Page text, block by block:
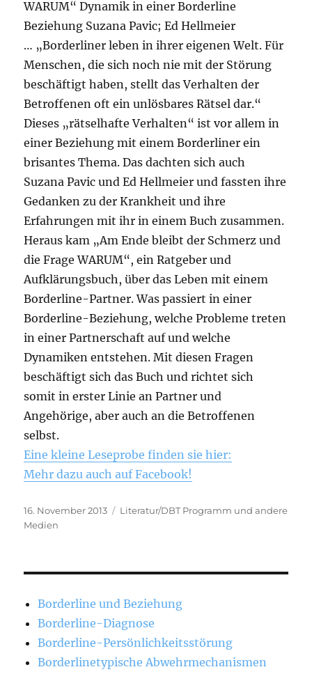
WARUM“ Dynamik in einer Borderline
Beziehung Suzana Pavic; Ed Hellmeier
… „Borderliner leben in ihrer eigenen Welt. Für
Menschen, die sich noch nie mit der Störung
beschäftigt haben, stellt das Verhalten der
Betroffenen oft ein unlösbares Rätsel dar.“
Dieses „rätselhafte Verhalten“ ist vor allem in
einer Beziehung mit einem Borderliner ein
brisantes Thema. Das dachten sich auch
Suzana Pavic und Ed Hellmeier und fassten ihre
Gedanken zu der Krankheit und ihre
Erfahrungen mit ihr in einem Buch zusammen.
Heraus kam „Am Ende bleibt der Schmerz und
die Frage WARUM“, ein Ratgeber und
Aufklärungsbuch, über das Leben mit einem
Borderline-Partner. Was passiert in einer
Borderline-Beziehung, welche Probleme treten
in einer Partnerschaft auf und welche
Dynamiken entstehen. Mit diesen Fragen
beschäftigt sich das Buch und richtet sich
somit in erster Linie an Partner und
Angehörige, aber auch an die Betroffenen
selbst.
Eine kleine Leseprobe finden sie hier:
Mehr dazu auch auf Facebook!
Veröffentlicht
am
16. November 2013 Kategorien
Literatur/DBT Programm und andere
Medien
Borderline und Beziehung
Borderline-Diagnose
Borderline-Persönlichkeitsstörung
Borderlinetypische Abwehrmechanismen